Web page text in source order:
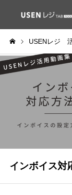
USENレジ
インボイス対